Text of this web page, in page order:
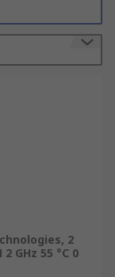
2
GHz 55 °C 0